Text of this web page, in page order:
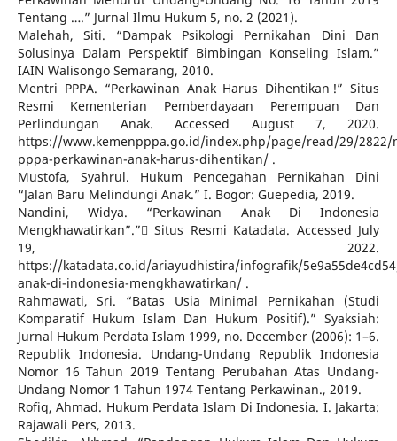
Tentang ….” Jurnal Ilmu Hukum 5, no. 2 (2021).
Malehah, Siti. “Dampak Psikologi Pernikahan Dini Dan
Solusinya Dalam Perspektif Bimbingan Konseling Islam.”
IAIN Walisongo Semarang, 2010.
Mentri PPPA. “Perkawinan Anak Harus Dihentikan !” Situs
Resmi Kementerian Pemberdayaan Perempuan Dan
Perlindungan Anak. Accessed August 7, 2020.
https://www.kemenpppa.go.id/index.php/page/read/29/2822/
pppa-perkawinan-anak-harus-dihentikan/ .
Mustofa, Syahrul. Hukum Pencegahan Pernikahan Dini
“Jalan Baru Melindungi Anak.” I. Bogor: Guepedia, 2019.
Nandini, Widya. “Perkawinan Anak Di Indonesia
Mengkhawatirkan”.” ٍSitus Resmi Katadata. Accessed July
19, 2022.
https://katadata.co.id/ariayudhistira/infografik/
anak-di-indonesia-mengkhawatirkan/ .
Rahmawati, Sri. “Batas Usia Minimal Pernikahan (Studi
Komparatif Hukum Islam Dan Hukum Positif).” Syaksiah:
Jurnal Hukum Perdata Islam 1999, no. December (2006): 1–6.
Republik Indonesia. Undang-Undang Republik Indonesia
Nomor 16 Tahun 2019 Tentang Perubahan Atas Undang-
Undang Nomor 1 Tahun 1974 Tentang Perkawinan., 2019.
Rofiq, Ahmad. Hukum Perdata Islam Di Indonesia. I. Jakarta:
Rajawali Pers, 2013.